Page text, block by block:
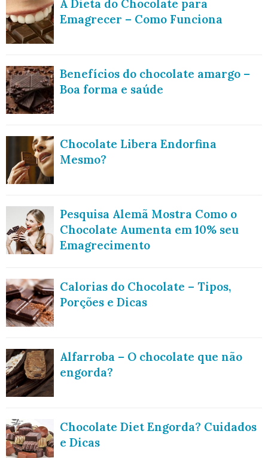
A Dieta do Chocolate para
Emagrecer – Como Funciona
Benefícios do chocolate amargo –
Boa forma e saúde
Chocolate Libera Endorfina
Mesmo?
Pesquisa Alemã Mostra Como o
Chocolate Aumenta em 10% seu
Emagrecimento
Calorias do Chocolate – Tipos,
Porções e Dicas
Alfarroba – O chocolate que não
engorda?
Chocolate Diet Engorda? Cuidados
e Dicas